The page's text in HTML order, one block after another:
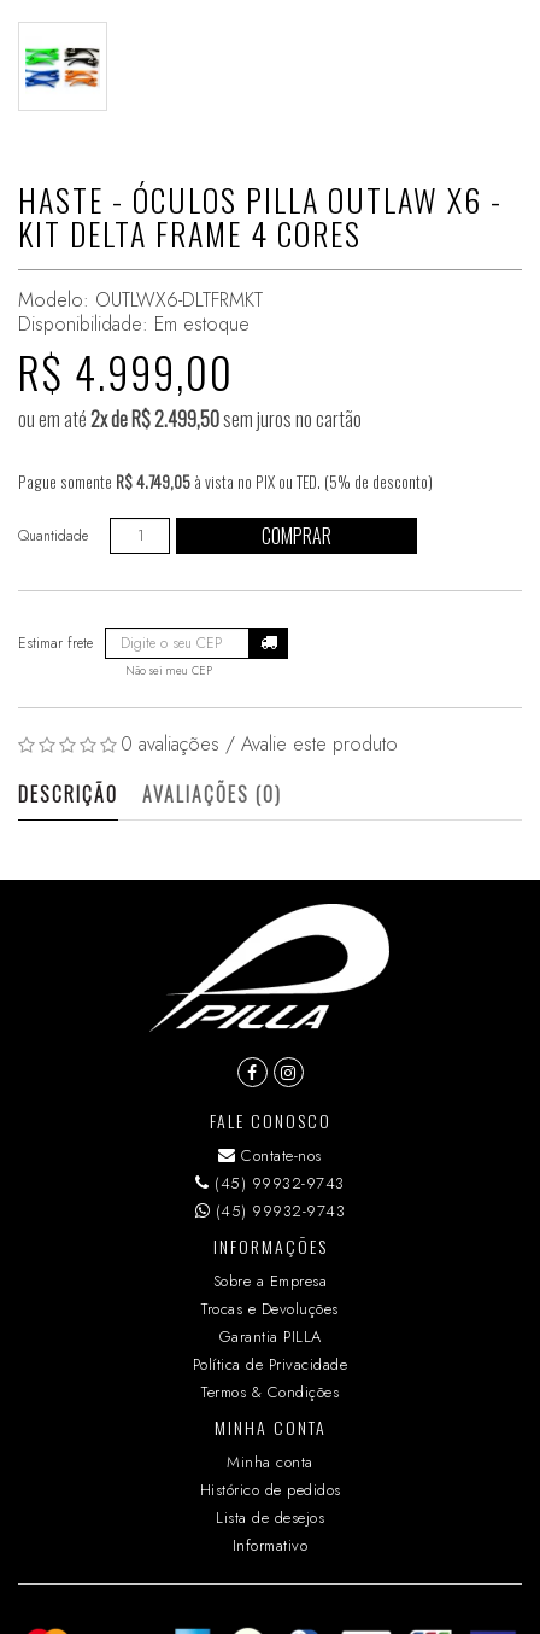
HASTE - ÓCULOS PILLA OUTLAW X6 -
KIT DELTA FRAME 4 CORES
Modelo: OUTLWX6-DLTFRMKT
Disponibilidade: Em estoque
R$ 4.999,00
ou em até2x de R$ 2.499,50sem juros no cartão
Pague somente R$ 4.749,05 à vista no PIX ou TED. (5% de desconto)
Quantidade COMPRAR
Não sei meu CEP
0 avaliações / Avalie este produto
DESCRIÇÃO AVALIAÇÕES (0)
FALE CONOSCO
Contate-nos
(45) 99932-9743
(45) 99932-9743
INFORMAÇÕES
Sobre a Empresa
Trocas e Devoluções
Garantia PILLA
Política de Privacidade
Termos & Condições
MINHA CONTA
Minha conta
Histórico de pedidos
Lista de desejos
Informativo